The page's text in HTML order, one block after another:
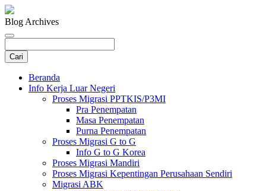
Blog Archives
Beranda
Info Kerja Luar Negeri
Proses Migrasi PPTKIS/P3MI
Pra Penempatan
Masa Penempatan
Purna Penempatan
Proses Migrasi G to G
Info G to G Korea
Proses Migrasi Mandiri
Proses Migrasi Kepentingan Perusahaan Sendiri
Migrasi ABK